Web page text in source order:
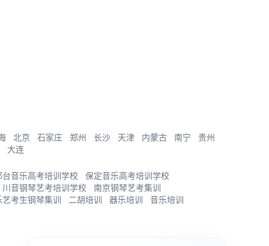
北京 石家庄 郑州 长沙 天津 内蒙古 南宁
贵州
大连
台音乐高考培训学校
保定音乐高考培训学校
川音钢琴艺考培训学校
南京钢琴艺考集训
艺考生钢琴集训 二胡培训 器乐培训
音乐培训